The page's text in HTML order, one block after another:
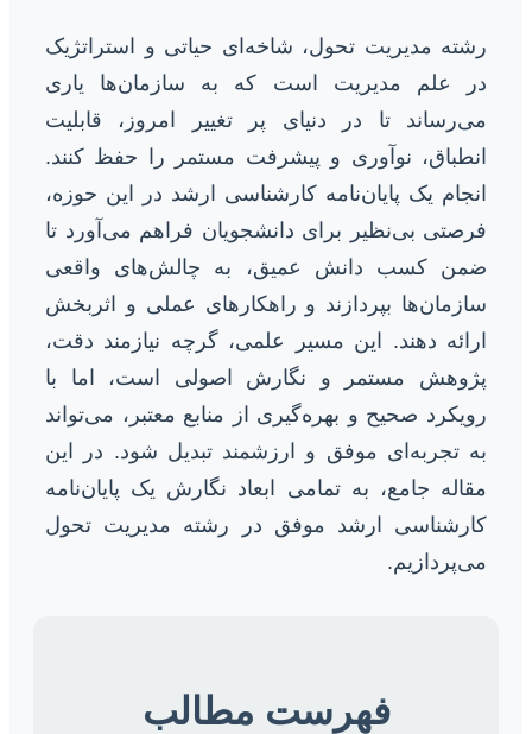
رشته مدیریت تحول، شاخه‌ای حیاتی و استراتژیک
در علم مدیریت است که به سازمان‌ها یاری
می‌رساند تا در دنیای پر تغییر امروز، قابلیت
انطباق، نوآوری و پیشرفت مستمر را حفظ کنند.
انجام یک پایان‌نامه کارشناسی ارشد در این حوزه،
فرصتی بی‌نظیر برای دانشجویان فراهم می‌آورد تا
ضمن کسب دانش عمیق، به چالش‌های واقعی
سازمان‌ها بپردازند و راهکارهای عملی و اثربخش
ارائه دهند. این مسیر علمی، گرچه نیازمند دقت،
پژوهش مستمر و نگارش اصولی است، اما با
رویکرد صحیح و بهره‌گیری از منابع معتبر، می‌تواند
به تجربه‌ای موفق و ارزشمند تبدیل شود. در این
مقاله جامع، به تمامی ابعاد نگارش یک پایان‌نامه
کارشناسی ارشد موفق در رشته مدیریت تحول
می‌پردازیم.
فهرست مطالب